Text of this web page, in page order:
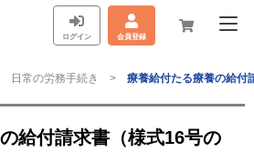
ログイン 会員登録
日常の労務手続き 療養給付たる療養の給付
給付請求書（様式16号の